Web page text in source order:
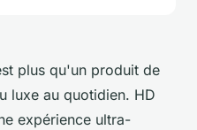
plus qu'un produit de
luxe au quotidien. HD
expérience ultra-